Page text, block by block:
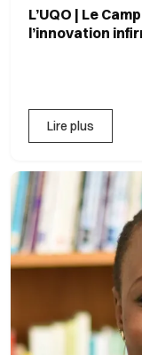
L’UQO | Le
l’innovation
Lire plus